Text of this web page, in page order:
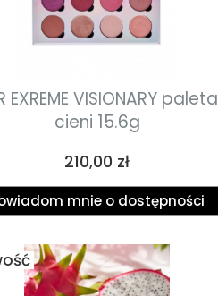
EXREME VISIONARY paleta
cieni 15.6g
Cena
210,00 zł
mnie o dostępności